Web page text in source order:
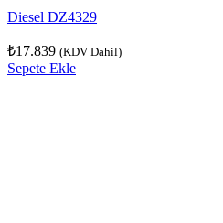
Diesel DZ4329
₺17.839 (KDV Dahil)
Sepete Ekle